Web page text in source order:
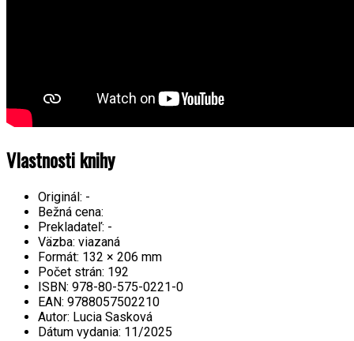
Vlastnosti knihy
Originál: -
Bežná cena:
Prekladateľ: -
Väzba: viazaná
Formát: 132 × 206 mm
Počet strán: 192
ISBN: 978-80-575-0221-0
EAN: 9788057502210
Autor: Lucia Sasková
Dátum vydania: 11/2025